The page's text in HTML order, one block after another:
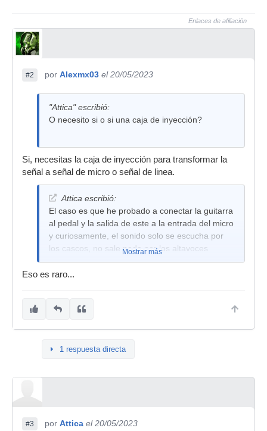
Enlaces de afiliación
#2 por Alexmx03 el 20/05/2023
"Attica" escribió:
O necesito si o si una caja de inyección?
Si, necesitas la caja de inyección para transformar la
señal a señal de micro o señal de linea.
Attica escribió:
El caso es que he probado a conectar la guitarra
al pedal y la salida de este a la entrada del micro
y curiosamente, el sonido solo se escucha por
los cascos, no sale nada por los altavoces
Mostrar más
Eso es raro...
1 respuesta directa
#3 por Attica el 20/05/2023